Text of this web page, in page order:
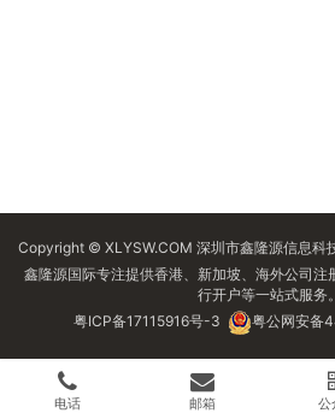
Copyright © XLYSW.COM 深圳市鑫隆源信息科
鑫隆源国际专注提供香港、新加坡、海外公司注
行开户等一站式服务。
粤ICP备17115916号-3
粤公网安备
电话 邮箱 公